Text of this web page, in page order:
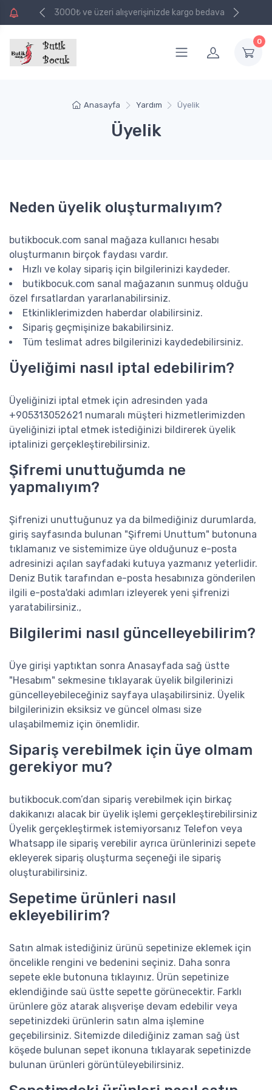
bedava 3000₺ ve üzeri alışverişinizde kargo bedava
0
Anasayfa Yardım Üyelik
Üyelik
Neden üyelik oluşturmalıyım?
butikbocuk.com sanal mağaza kullanıcı hesabı
oluşturmanın birçok faydası vardır.
Hızlı ve kolay sipariş için bilgilerinizi kaydeder.
butikbocuk.com sanal mağazanın sunmuş olduğu
özel fırsatlardan yararlanabilirsiniz.
Etkinliklerimizden haberdar olabilirsiniz.
Sipariş geçmişinize bakabilirsiniz.
Tüm teslimat adres bilgilerinizi kaydedebilirsiniz.
Üyeliğimi nasıl iptal edebilirim?
Üyeliğinizi iptal etmek için adresinden yada
+905313052621 numaralı müşteri hizmetlerimizden
üyeliğinizi iptal etmek istediğinizi bildirerek üyelik
iptalinizi gerçekleştirebilirsiniz.
Şifremi unuttuğumda ne
yapmalıyım?
Şifrenizi unuttuğunuz ya da bilmediğiniz durumlarda,
giriş sayfasında bulunan "Şifremi Unuttum" butonuna
tıklamanız ve sistemimize üye olduğunuz e-posta
adresinizi açılan sayfadaki kutuya yazmanız yeterlidir.
Deniz Butik tarafından e-posta hesabınıza gönderilen
ilgili e-posta'daki adımları izleyerek yeni şifrenizi
yaratabilirsiniz.,
Bilgilerimi nasıl güncelleyebilirim?
Üye girişi yaptıktan sonra Anasayfada sağ üstte
"Hesabım" sekmesine tıklayarak üyelik bilgilerinizi
güncelleyebileceğiniz sayfaya ulaşabilirsiniz. Üyelik
bilgilerinizin eksiksiz ve güncel olması size
ulaşabilmemiz için önemlidir.
Sipariş verebilmek için üye olmam
gerekiyor mu?
butikbocuk.com’dan sipariş verebilmek için birkaç
dakikanızı alacak bir üyelik işlemi gerçekleştirebilirsiniz
Üyelik gerçekleştirmek istemiyorsanız Telefon veya
Whatsapp ile sipariş verebilir ayrıca ürünlerinizi sepete
ekleyerek sipariş oluşturma seçeneği ile sipariş
oluşturabilirsiniz.
Sepetime ürünleri nasıl
ekleyebilirim?
Satın almak istediğiniz ürünü sepetinize eklemek için
öncelikle rengini ve bedenini seçiniz. Daha sonra
sepete ekle butonuna tıklayınız. Ürün sepetinize
eklendiğinde saü üstte sepette görünecektir. Farklı
ürünlere göz atarak alışverişe devam edebilir veya
sepetinizdeki ürünlerin satın alma işlemine
geçebilirsiniz. Sitemizde dilediğiniz zaman sağ üst
köşede bulunan sepet ikonuna tıklayarak sepetinizde
bulunan ürünleri görüntüleyebilirsiniz.